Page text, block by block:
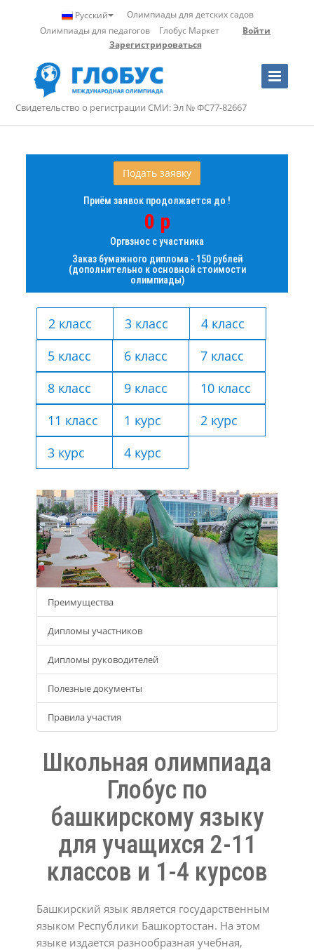
Русский
Олимпиады для детских садов
Олимпиады для педагогов
Глобус Маркет
Войти
Зарегистрироваться
Toggle
Navigation
Свидетельство о регистрации СМИ: Эл № ФС77-82667
Подать заявку
Приём заявок продолжается до !
0 р
Оргвзнос с участника
Заказ бумажного диплома - 150 рублей
(дополнительно к основной стоимости
олимпиады)
2 класс 3 класс
4 класс
5 класс
6 класс
7 класс
8 класс
9 класс
10 класс
11 класс
1 курс
2 курс
3 курс
4 курс
Преимущества
Дипломы участников
Дипломы руководителей
Полезные документы
Правила участия
Школьная олимпиада
Глобус по
башкирскому языку
для учащихся 2-11
классов и 1-4 курсов
Башкирский язык является государственным
языком Республики Башкортостан. На этом
языке издается разнообразная учебная,